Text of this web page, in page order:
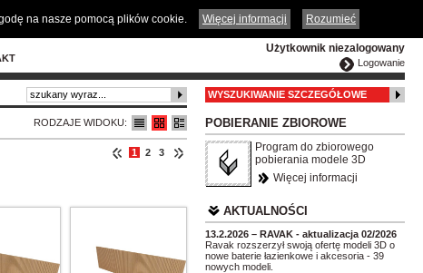
ČESKY ENGLISH DEUTSCH
Użytkownik niezalogowany
Logowanie
RODZAJE WIDOKU:
1 2 3
WYSZUKIWANIE SZCZEGÓŁOWE
POBIERANIE ZBIOROWE
Program do zbiorowego
pobierania modele 3D
Więcej informacji
AKTUALNOŚCI
13.2.2026 – RAVAK - aktualizacja 02/2026
Ravak rozszerzył swoją ofertę modeli 3D o
nowe baterie łazienkowe i akcesoria - 39
nowych modeli.
na nasze pomocą plików cookie. Więcej informacji Rozumieć